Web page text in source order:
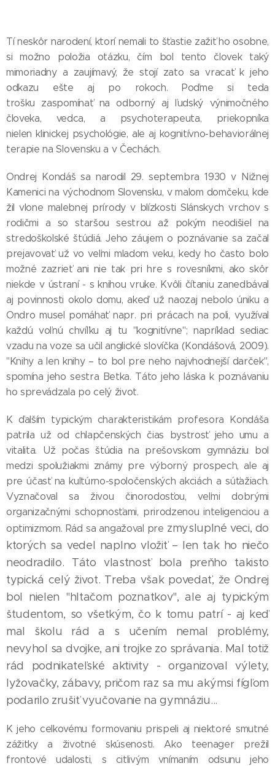
Tí neskôr narodení, ktorí nemali to šťastie zažiť ho osobne,
si možno položia otázku, čím bol tento človek taký
mimoriadny a zaujímavý, že stojí zato sa vracať k jeho
odkazu ešte aj po rokoch. Poďme si teda
trošku zaspomínať na odborný aj ľudský výnimočného
človeka, vedca, a psychoterapeuta, priekopníka
nielen klinickej psychológie, ale aj kognitívno-behaviorálnej
terapie na Slovensku a v Čechách.
Ondrej Kondáš sa narodil 29. septembra 1930 v Nižnej
Kamenici na východnom Slovensku, v malom domčeku, kde
žil vlone malebnej prírody v blízkosti Slánskych vrchov s
rodičmi a so staršou sestrou až pokým neodišiel na
stredoškolské štúdiá. Jeho záujem o poznávanie sa začal
prejavovať už vo veľmi mladom veku, kedy ho často bolo
možné zazrieť ani nie tak pri hre s rovesníkmi, ako skôr
niekde v ústraní - s knihou vruke. Kvôli čítaniu zanedbával
aj povinnosti okolo domu, akeď už naozaj nebolo úniku a
Ondro musel pomáhať napr. pri prácach na poli, využíval
každú voľnú chvíľku aj tu "kognitívne"; napríklad sediac
vzadu na voze sa učil anglické slovíčka (Kondášová, 2009).
"Knihy a len knihy – to bol pre neho najvhodnejší darček",
spomína jeho sestra Betka. Táto jeho láska k poznávaniu
ho sprevádzala po celý život.
K ďalším typickým charakteristikám profesora Kondáša
patrila už od chlapčenských čias bystrosť jeho umu a
vitalita. Už počas štúdia na prešovskom gymnáziu bol
medzi spolužiakmi známy pre výborný prospech, ale aj
pre účasť na kultúrno-spoločenských akciách a súťažiach.
Vyznačoval sa živou činorodosťou, veľmi dobrými
organizačnými schopnosťami, prirodzenou inteligenciou a
optimizmom. Rád sa angažoval pre zmysluplné veci, do
ktorých sa vedel naplno vložiť – len tak ho niečo
neodradilo. Táto vlastnosť bola preňho takisto
typická celý život. Treba však povedať, že Ondrej
bol nielen "hltačom poznatkov", ale aj typickým
študentom, so všetkým, čo k tomu patrí - aj keď
mal školu rád a s učením nemal problémy,
nevyhol sa dvojke, ani trojke zo správania. Mal totiž
rád podnikateľské aktivity - organizoval výlety,
lyžovačky, zábavy, pričom raz sa mu akýmsi fígľom
podarilo zrušiť vyučovanie na gymnáziu...
K jeho celkovému formovaniu prispeli aj niektoré smutné
zážitky a životné skúsenosti. Ako teenager prežil
frontové udalosti, s citlivým vnímaním odsunu jeho